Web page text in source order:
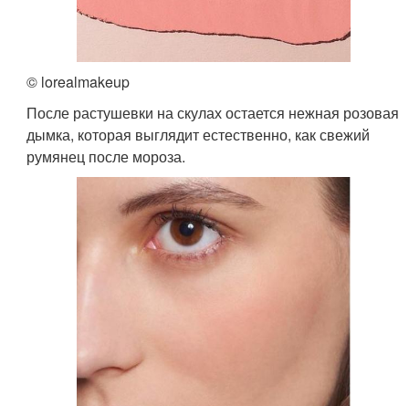
© lorealmakeup
После растушевки на скулах остается нежная розовая
дымка, которая выглядит естественно, как свежий
румянец после мороза.